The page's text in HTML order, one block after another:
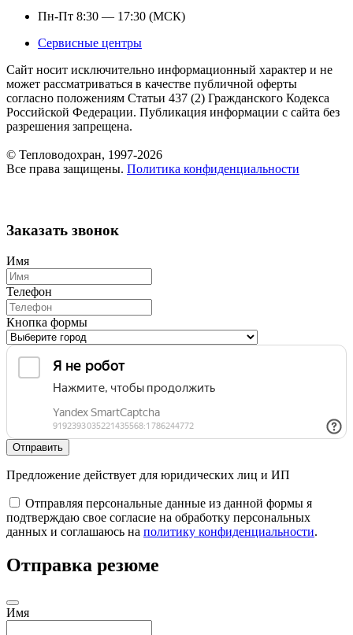
Пн-Пт 8:30 — 17:30 (МСК)
Сервисные центры
Сайт носит исключительно информационный характер и не
может рассматриваться в качестве публичной оферты
согласно положениям Статьи 437 (2) Гражданского Кодекса
Российской Федерации. Публикация информации с сайта без
разрешения запрещена.
© Тепловодохран, 1997-2026
Все права защищены. Политика конфиденциальности
Заказать звонок
Имя
Телефон
Кнопка формы
Отправить
Предложение действует для юридических лиц и ИП
Отправляя персональные данные из данной формы я
подтверждаю свое согласие на обработку персональных
данных и соглашаюсь на политику конфиденциальности.
Отправка резюме
Имя